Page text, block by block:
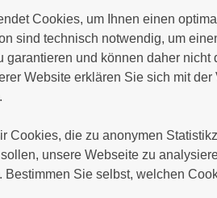
Sie Ihren Tag mit einem
sowie unser reichhaltiges
Tagesangebote und
köstliche Mahlzeiten
Hauptgerichten.
Sie auch nicht unsere
Cookies, um Ihnen einen
sind technisch notwendig, um
garantieren und können daher nicht
Website erklären Sie sich mit
Cookies, die zu anonymen
unsere Webseite zu
Bestimmen Sie selbst, welchen